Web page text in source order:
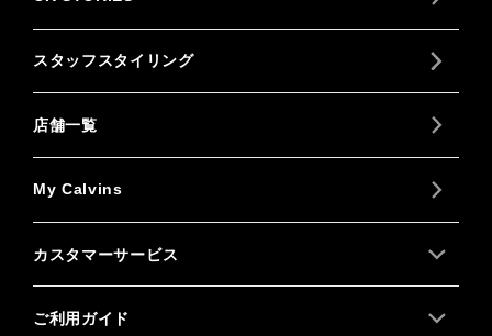
スタッフスタイリング
店舗一覧
My Calvins
カスタマーサービス
ご利用ガイド